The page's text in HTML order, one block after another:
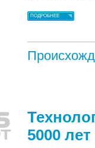
ПОДРОБНЕЕ
5000 лет